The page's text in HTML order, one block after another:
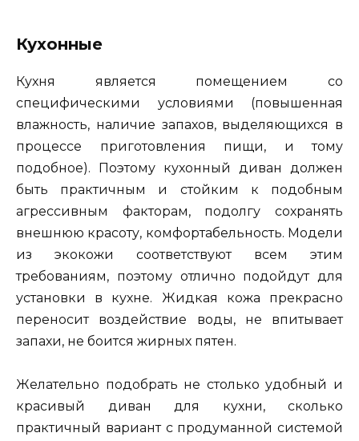
Кухонные
Кухня является помещением со
специфическими условиями (повышенная
влажность, наличие запахов, выделяющихся в
процессе приготовления пищи, и тому
подобное). Поэтому кухонный диван должен
быть практичным и стойким к подобным
агрессивным факторам, подолгу сохранять
внешнюю красоту, комфортабельность. Модели
из экокожи соответствуют всем этим
требованиям, поэтому отлично подойдут для
установки в кухне. Жидкая кожа прекрасно
переносит воздействие воды, не впитывает
запахи, не боится жирных пятен.
Желательно подобрать не столько удобный и
красивый диван для кухни, сколько
практичный вариант с продуманной системой